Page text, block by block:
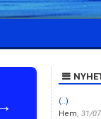
(..)
Hem, 31/